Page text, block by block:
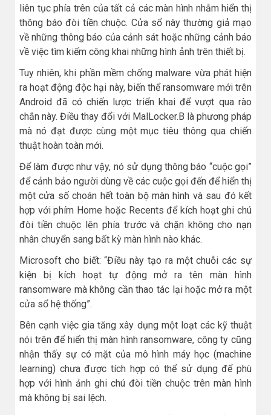
liên tục phía trên của tất cả các màn hình nhằm hiển thị
thông báo đòi tiền chuộc. Cửa sổ này thường giả mạo
về những thông báo của cảnh sát hoặc những cảnh báo
về việc tìm kiếm công khai những hình ảnh trên thiết bị.
Tuy nhiên, khi phần mềm chống malware vừa phát hiện
ra hoạt động độc hại này, biến thể ransomware mới trên
Android đã có chiến lược triển khai để vượt qua rào
chắn này. Điều thay đổi với MalLocker.B là phương pháp
mà nó đạt được cùng một mục tiêu thông qua chiến
thuật hoàn toàn mới.
Để làm được như vậy, nó sử dụng thông báo “cuộc gọi”
để cảnh bảo người dùng về các cuộc gọi đến để hiển thị
một cửa số choán hết toàn bộ màn hình và sau đó kết
hợp với phím Home hoặc Recents để kích hoạt ghi chú
đòi tiền chuộc lên phía trước và chặn không cho nạn
nhân chuyển sang bất kỳ màn hình nào khác.
Microsoft cho biết: “Điều này tạo ra một chuỗi các sự
kiện bị kích hoạt tự động mở ra tên màn hình
ransomware mà không cần thao tác lại hoặc mở ra một
cửa sổ hệ thống”.
Bên cạnh việc gia tăng xây dụng một loạt các kỹ thuật
nói trên để hiển thị màn hình ransomware, công ty cũng
nhận thấy sự có mặt của mô hình máy học (machine
learning) chưa được tích hợp có thể sử dụng để phù
hợp với hình ảnh ghi chú đòi tiền chuộc trên màn hình
mà không bị sai lệch.